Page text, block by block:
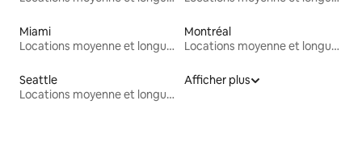
Miami
Locations moyenne et longue durée
Montréal
Locations moyenne et longue durée
Seattle
Locations moyenne et longue durée
Afficher plus